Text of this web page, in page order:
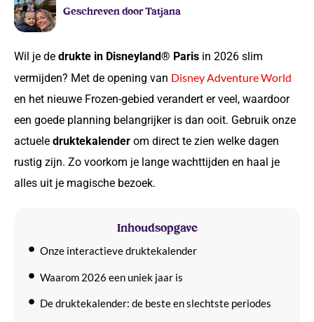
Geschreven door Tatjana
Wil je de drukte in Disneyland® Paris in 2026 slim
vermijden? Met de opening van Disney Adventure World
en het nieuwe Frozen-gebied verandert er veel, waardoor
een goede planning belangrijker is dan ooit. Gebruik onze
actuele druktekalender om direct te zien welke dagen
rustig zijn. Zo voorkom je lange wachttijden en haal je
alles uit je magische bezoek.
Inhoudsopgave
Onze interactieve druktekalender
Waarom 2026 een uniek jaar is
De druktekalender: de beste en slechtste periodes